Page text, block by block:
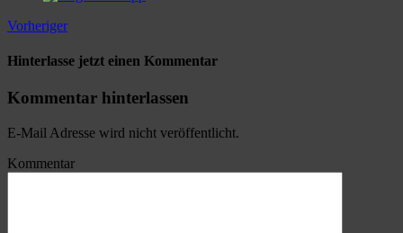
Vorheriger
Hinterlasse jetzt einen Kommentar
Kommentar hinterlassen
E-Mail Adresse wird nicht veröffentlicht.
Kommentar